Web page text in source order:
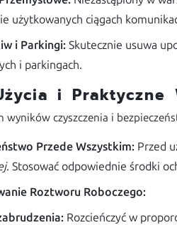
użytkowanych ciągach
i Parkingi: Skutecznie usuwa
i parkingach.
i Praktyczne
wyników czyszczenia i
Przede Wszystkim: Przed
. Stosować odpowiednie środki
Roztworu Roboczego:
Rozcieńczyć w